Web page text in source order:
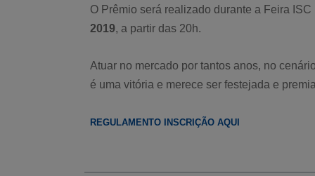
O Prêmio será realizado durante a Feira
2019, a partir das 20h.
Atuar no mercado por tantos anos, no
é uma vitória e merece ser festejada e
REGULAMENTO INSCRIÇÃO AQUI